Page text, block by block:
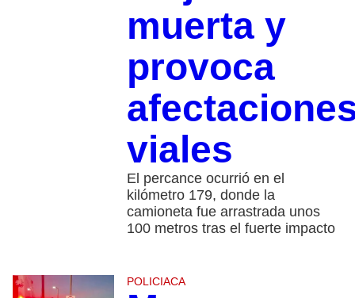
muerta y
provoca
viales
El percance ocurrió en el
kilómetro 179, donde la
camioneta fue arrastrada unos
100 metros tras el fuerte impacto
POLICIACA